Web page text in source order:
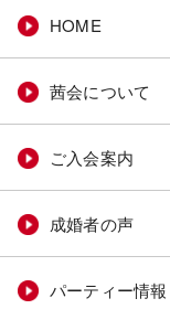
HOME
茜会について
ご入会案内
成婚者の声
パーティー情報